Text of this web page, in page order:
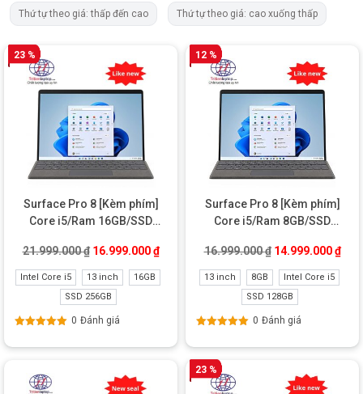
Thứ tự theo giá: thấp đến cao Thứ tự theo giá: cao xuống thấp
23 %
Surface Pro 8 [Kèm phím]
Core i5/Ram 16GB/SSD
21.999.000₫ Giá gốc là: 21.999.000 ₫.
16.999.000₫Giá hiện tại là: 16.999.000 ₫.
Intel Core i5 13 inch
16GB
SSD 256GB
0 Đánh giá
12 %
Surface Pro 8 [Kèm phím]
Core i5/Ram 8GB/SSD
16.999.000₫ Giá gốc là:
14.999.000₫Giá
13 inch 8GB
Intel Core i5
SSD 128GB
0 Đánh giá
23 %